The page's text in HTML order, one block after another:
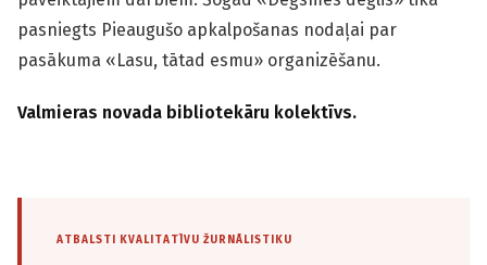
pasniegts Pieaugušo apkalpošanas nodaļai par
pasākuma «Lasu, tātad esmu» organizēšanu.
Valmieras novada bibliotekāru kolektīvs.
ATBALSTI KVALITATĪVU ŽURNĀLISTIKU